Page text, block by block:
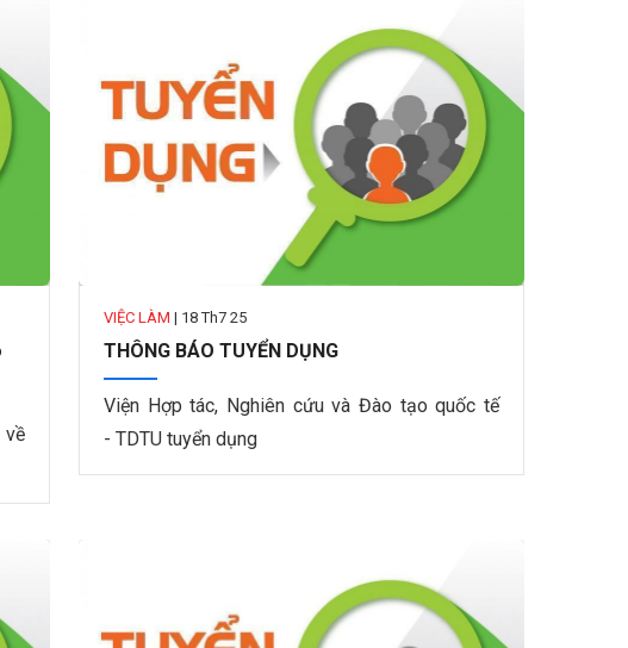
VIỆC LÀM | 18 Th7 25
THÔNG BÁO TUYỂN DỤNG
Viện Hợp tác, Nghiên cứu và Đào tạo quốc tế
- TDTU tuyển dụng